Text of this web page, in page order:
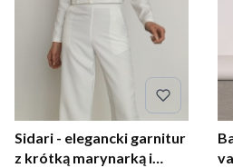
Sidari - elegancki garnitur
z krótką marynarką i